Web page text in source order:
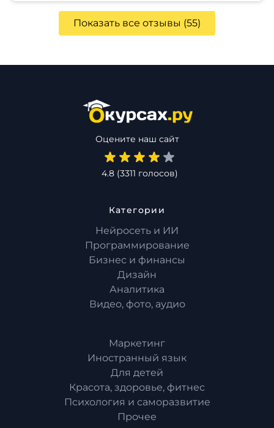
Показать все отзывы (55)
Оцените наш сайт
4.8(3311 голосов)
Категории
Нейросеть и ИИ
Программирование
Бизнес и финансы
Дизайн
Аналитика
Видео, фото, аудио
Маркетинг
Иностранный язык
Для детей
Красота, здоровье, фитнес
Психология и саморазвитие
Прочее